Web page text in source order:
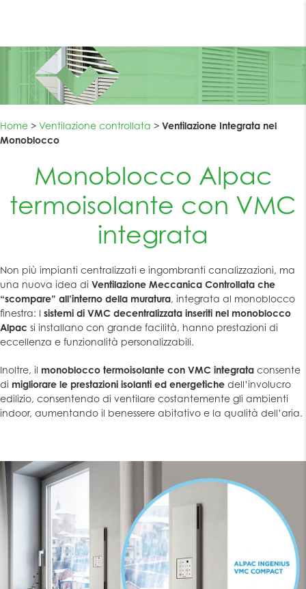
Home > Ventilazione controllata > Ventilazione Integrata nel
Monoblocco
Monoblocco Alpac
termoisolante con VMC
integrata
Non più impianti centralizzati e ingombranti canalizzazioni, ma
una nuova idea di Ventilazione Meccanica Controllata che
“scompare” all’interno della muratura, integrata al monoblocco
finestra: I sistemi di VMC decentralizzata inseriti nel monoblocco
Alpac si installano con grande facilità, hanno prestazioni di
eccellenza e funzionalità personalizzabili.
Inoltre, il monoblocco termoisolante con VMC integrata consente
di migliorare le prestazioni isolanti ed energetiche dell’involucro
edilizio, consentendo di ventilare costantemente gli ambienti
indoor, aumentando il benessere abitativo e la qualità dell’aria.